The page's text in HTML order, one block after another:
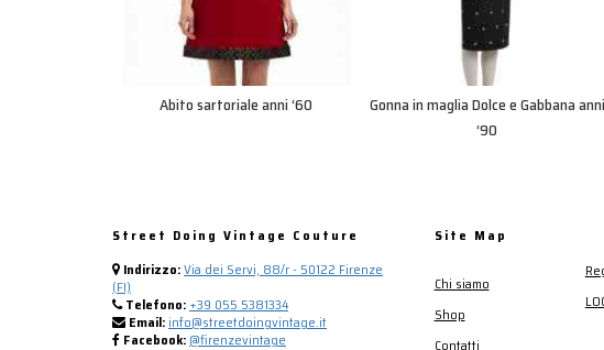
Abito sartoriale anni ‘60
Gonna in maglia Dolce e Gabbana anni
‘90
Street Doing Vintage Couture
Indirizzo:Via dei Servi, 88/r - 50122 Firenze
(FI)
Telefono: +39 055 5381334
Email: info@streetdoingvintage.it
Facebook: @firenzevintage
Site Map
Chi siamo
Shop
Contatti